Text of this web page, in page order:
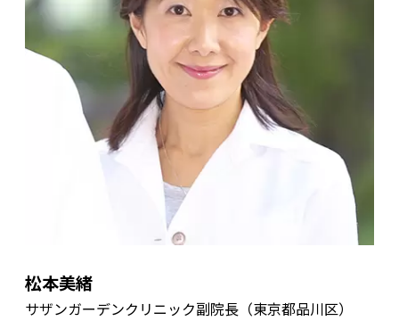
松本美緒
サザンガーデンクリニック副院長（東京都品川区）